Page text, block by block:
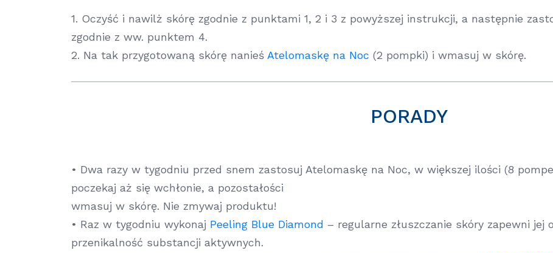
1. Oczyść i nawilż skórę zgodnie z punktami 1, 2 i 3 z powyższej instrukcji, a następnie
zgodnie z ww. punktem 4.
2. Na tak przygotowaną skórę nanieś Atelomaskę na Noc (2 pompki) i wmasuj w skórę.
PORADY
• Dwa razy w tygodniu przed snem zastosuj Atelomaskę na Noc, w większej ilości (8
poczekaj aż się wchłonie, a pozostałości
wmasuj w skórę. Nie zmywaj produktu!
• Raz w tygodniu wykonaj Peeling Blue Diamond – regularne złuszczanie skóry zapewni jej
przenikalność substancji aktywnych.